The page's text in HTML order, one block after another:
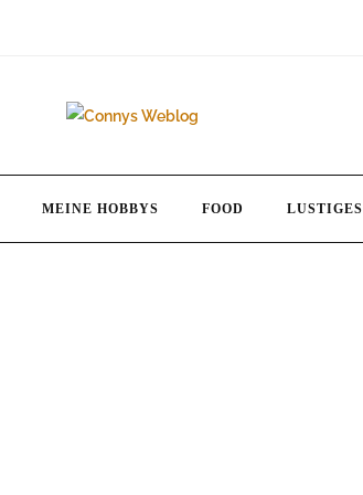
MEINE HOBBYS FOOD LUSTIGES